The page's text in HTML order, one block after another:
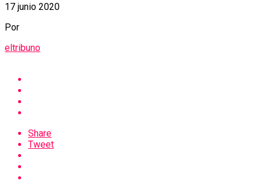
17 junio 2020
Por
eltribuno
Share
Tweet